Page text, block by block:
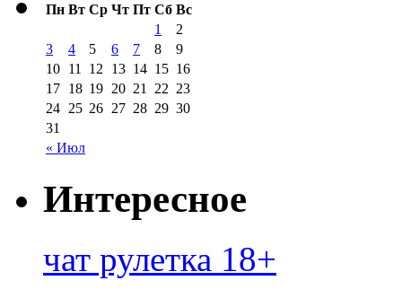
Пн Вт Ср Чт Пт Сб Вс
« Июл
1
2
3
4 5 6 7 8
9
10 11 12 13 14 15 16
17 18 19 20 21 22 23
24 25 26 27 28 29 30
31
Интересное
чат рулетка 18+